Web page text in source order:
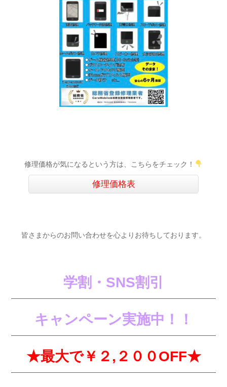
修理価格が気になるという方は、こちらをチェック！
修理価格表
皆さまからのお問い合わせを心よりお待ちしております。
学割・SNS割引
キャンペーン実施中！！
★最大で￥２,２００OFF★